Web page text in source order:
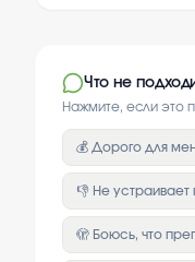
Что не
Нажмите, если это
💰 Дорого для
👎 Не
🫣 Боюсь, что